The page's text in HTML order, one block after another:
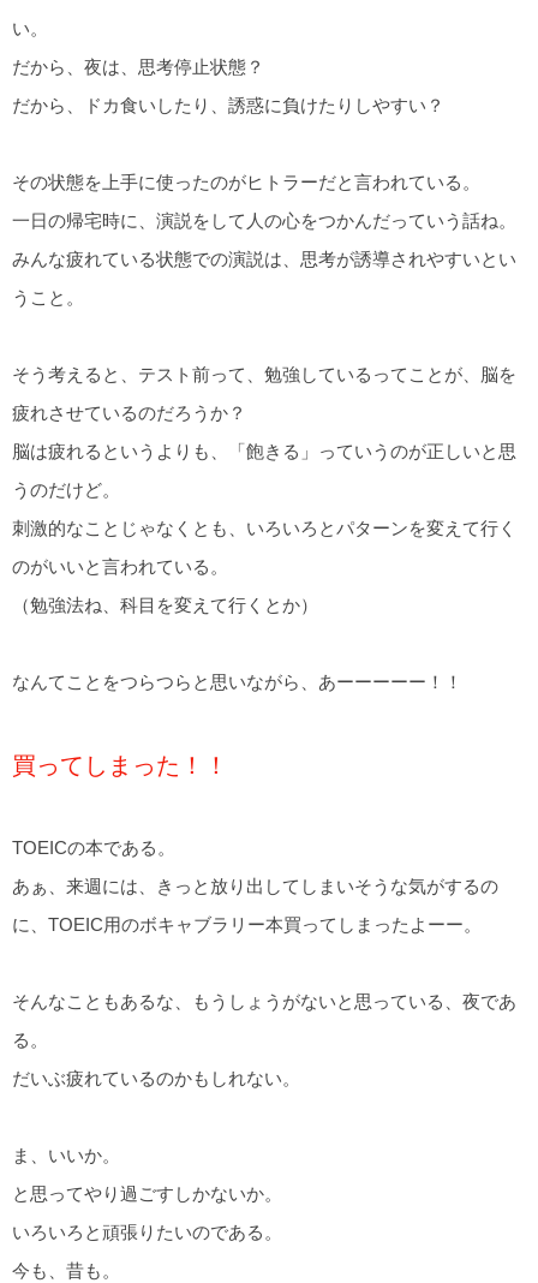
い。
だから、夜は、思考停止状態？
だから、ドカ食いしたり、誘惑に負けたりしやすい？
その状態を上手に使ったのがヒトラーだと言われている。
一日の帰宅時に、演説をして人の心をつかんだっていう話ね。
みんな疲れている状態での演説は、思考が誘導されやすいとい
うこと。
そう考えると、テスト前って、勉強しているってことが、脳を
疲れさせているのだろうか？
脳は疲れるというよりも、「飽きる」っていうのが正しいと思
うのだけど。
刺激的なことじゃなくとも、いろいろとパターンを変えて行く
のがいいと言われている。
（勉強法ね、科目を変えて行くとか）
なんてことをつらつらと思いながら、あーーーーー！！
買ってしまった！！
TOEICの本である。
あぁ、来週には、きっと放り出してしまいそうな気がするの
に、TOEIC用のボキャブラリー本買ってしまったよーー。
そんなこともあるな、もうしょうがないと思っている、夜であ
る。
だいぶ疲れているのかもしれない。
ま、いいか。
と思ってやり過ごすしかないか。
いろいろと頑張りたいのである。
今も、昔も。